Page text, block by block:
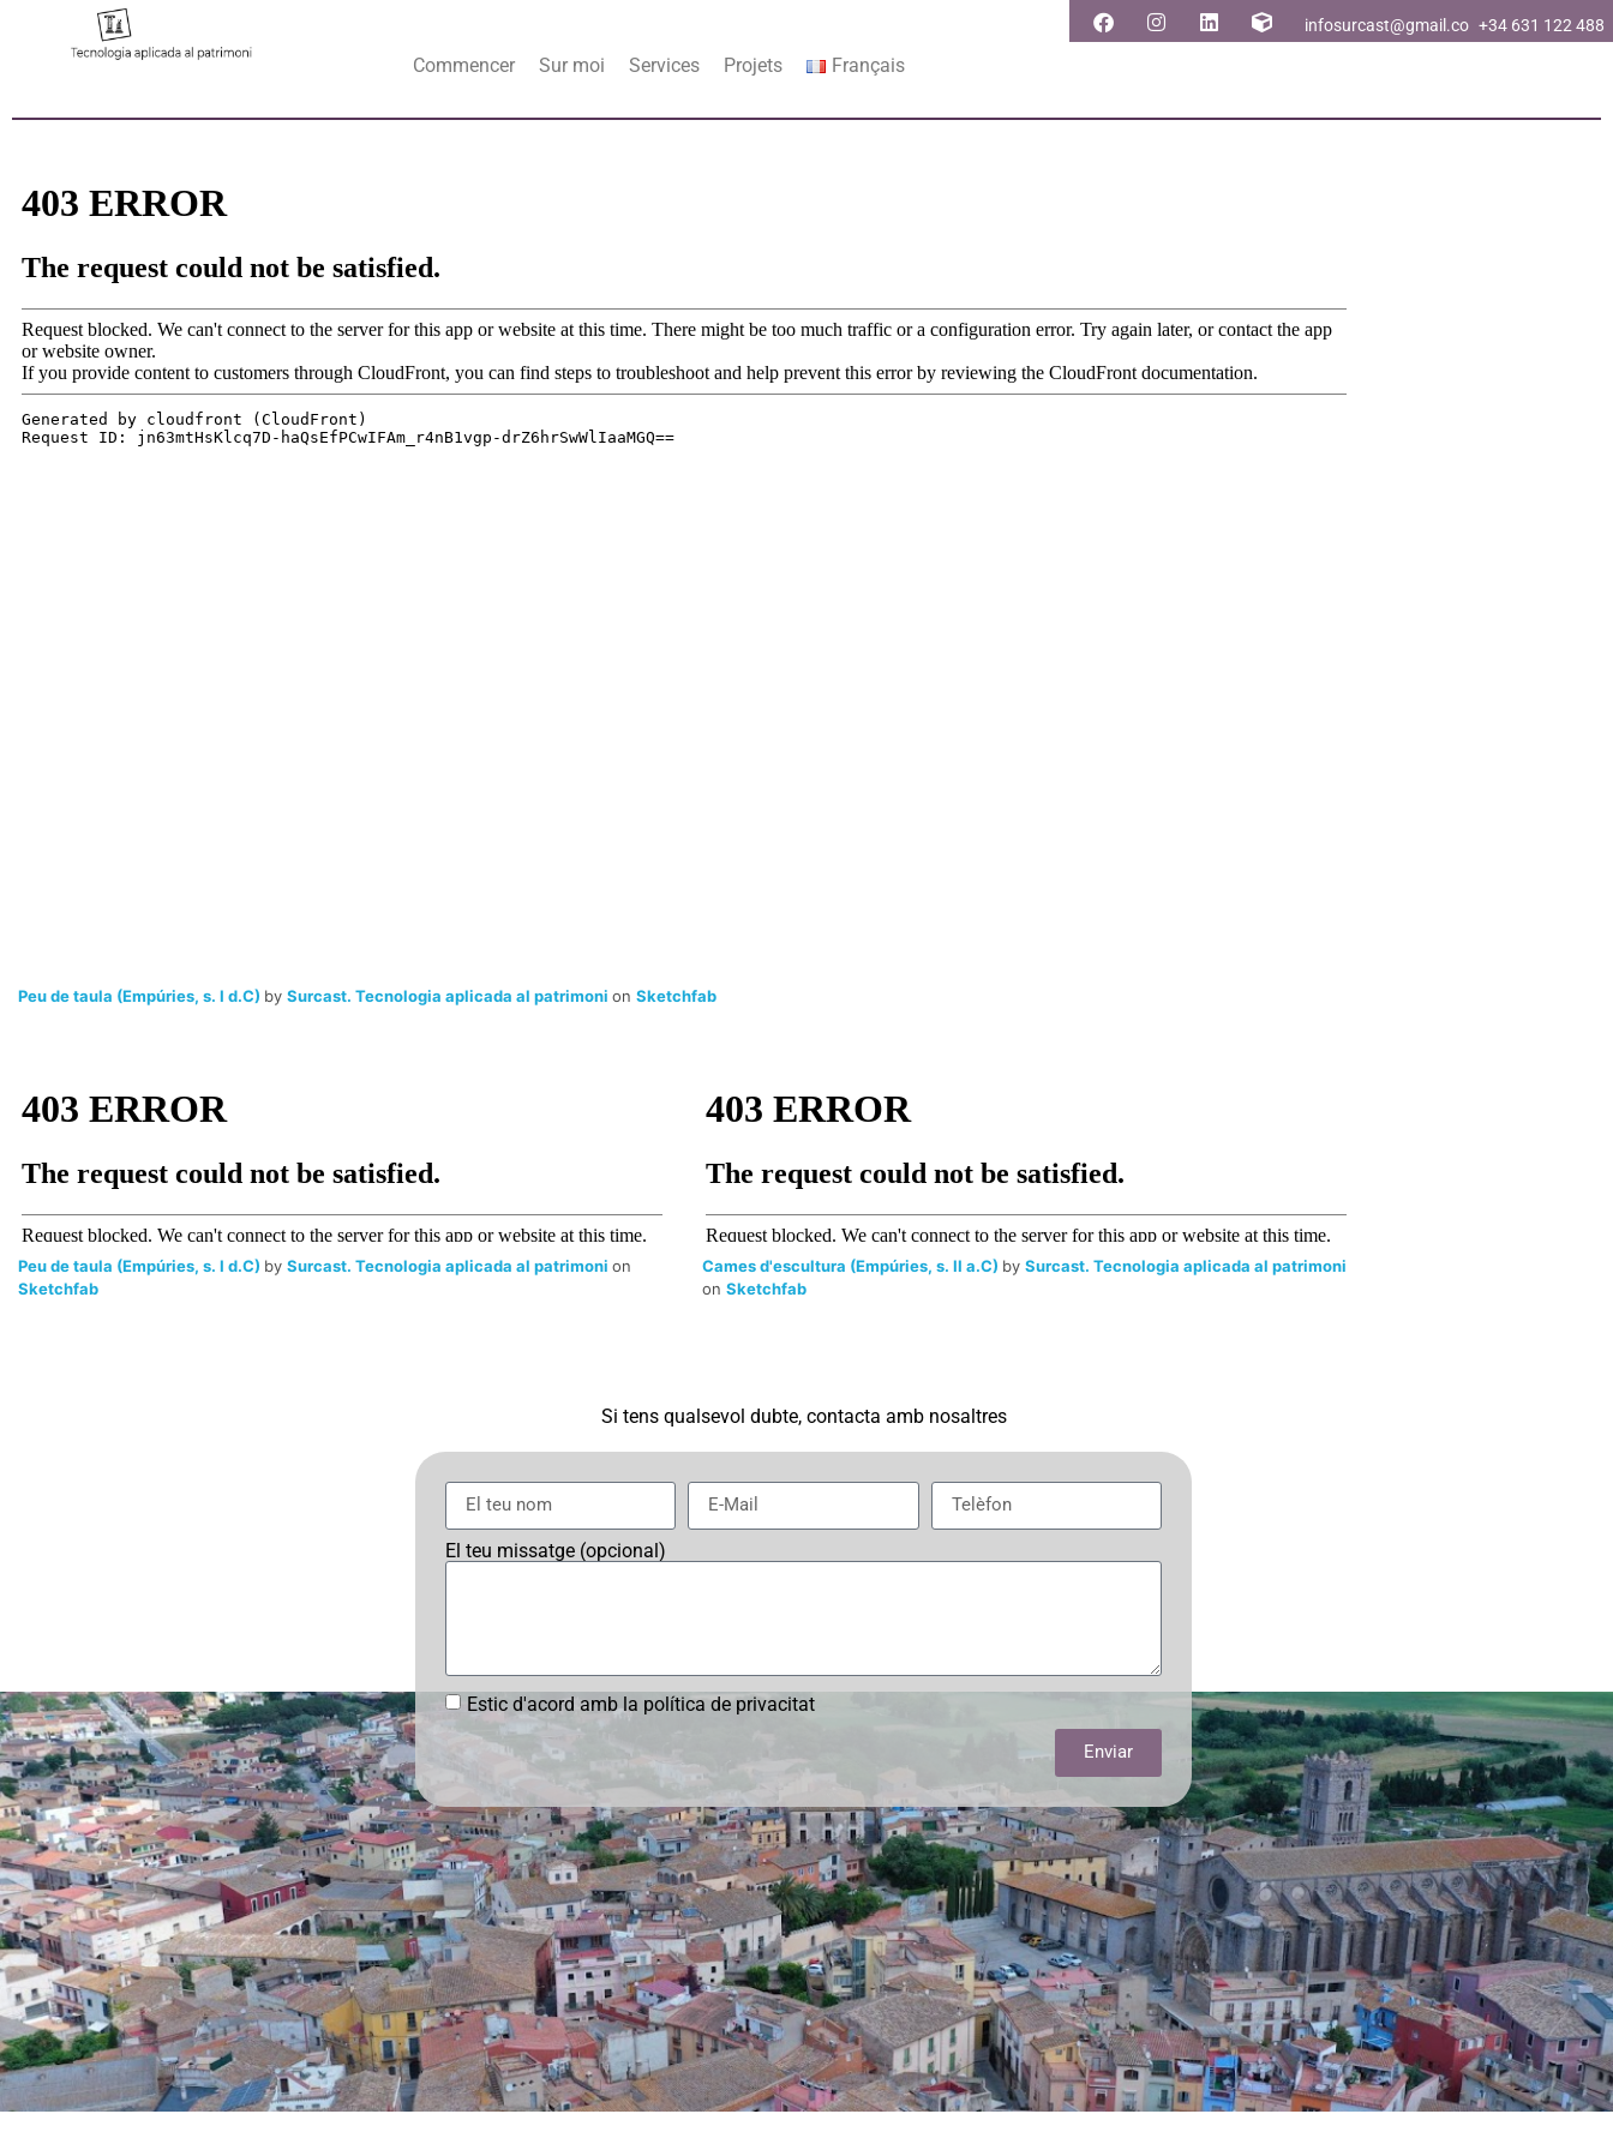
Commencer Sur moi Services Projets Français
infosurcast@gmail.com+34 631 122 488
Peu de taula (Empúries, s. I d.C) by Surcast. Tecnologia aplicada al patrimoni on Sketchfab
Peu de taula (Empúries, s. I d.C) by Surcast. Tecnologia aplicada al patrimoni on
Sketchfab
Cames d'escultura (Empúries, s. II a.C) by Surcast. Tecnologia aplicada al patrimoni
on Sketchfab
Si tens qualsevol dubte, contacta amb nosaltres
El teu missatge (opcional)
Estic d'acord amb la política de privacitat
Enviar